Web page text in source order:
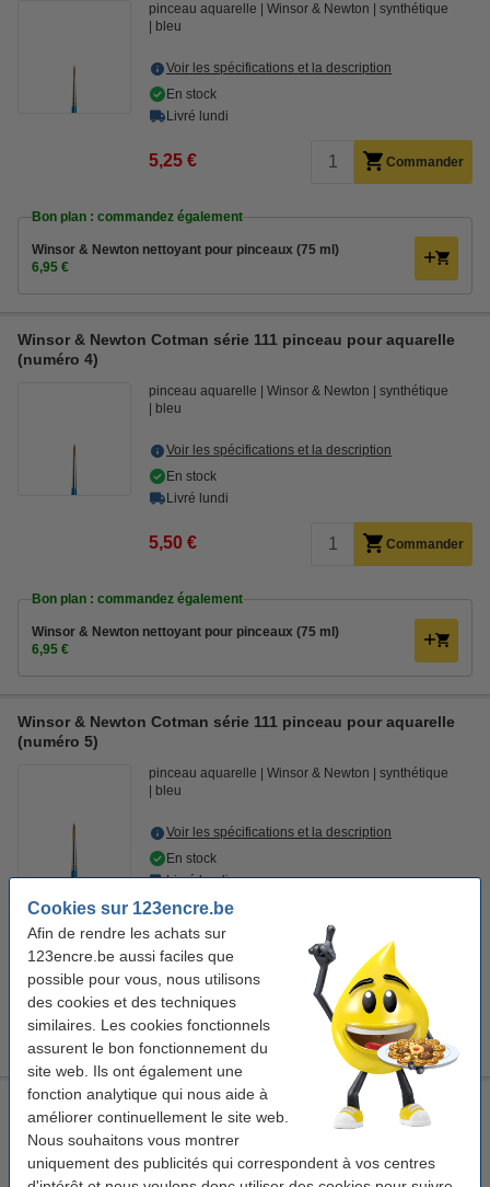
Cookies sur 123encre.be
Afin de rendre les achats sur
123encre.be aussi faciles que
possible pour vous, nous utilisons
des cookies et des techniques
similaires. Les cookies fonctionnels
assurent le bon fonctionnement du
site web. Ils ont également une
fonction analytique qui nous aide à
améliorer continuellement le site web.
Nous souhaitons vous montrer
uniquement des publicités qui correspondent à vos centres
pinceau aquarelle Winsor & Newton
synthétique
bleu
Voir les spécifications et la description
En stock
Livré lundi
5,25 € Commander
Bon plan : commandez également
Winsor & Newton nettoyant pour pinceaux (75 ml)
6,95 €
Winsor & Newton Cotman série 111 pinceau pour aquarelle
(numéro 4)
pinceau aquarelle Winsor & Newton
synthétique
bleu
Voir les spécifications et la description
En stock
Livré lundi
5,50 € Commander
Bon plan : commandez également
Winsor & Newton nettoyant pour pinceaux (75 ml)
6,95 €
Winsor & Newton Cotman série 111 pinceau pour aquarelle
(numéro 5)
pinceau aquarelle Winsor & Newton
synthétique
bleu
Voir les spécifications et la description
En stock
Livré lundi
6,50 €
Bon plan : commandez également
Winsor & Newton nettoyant pour pinceaux (75 ml)
6,95 €
Winsor & Newton Cotman série 111 pinceau pour aquarelle
(numéro 6)
pinceau aquarelle Winsor & Newton
synthétique
bleu